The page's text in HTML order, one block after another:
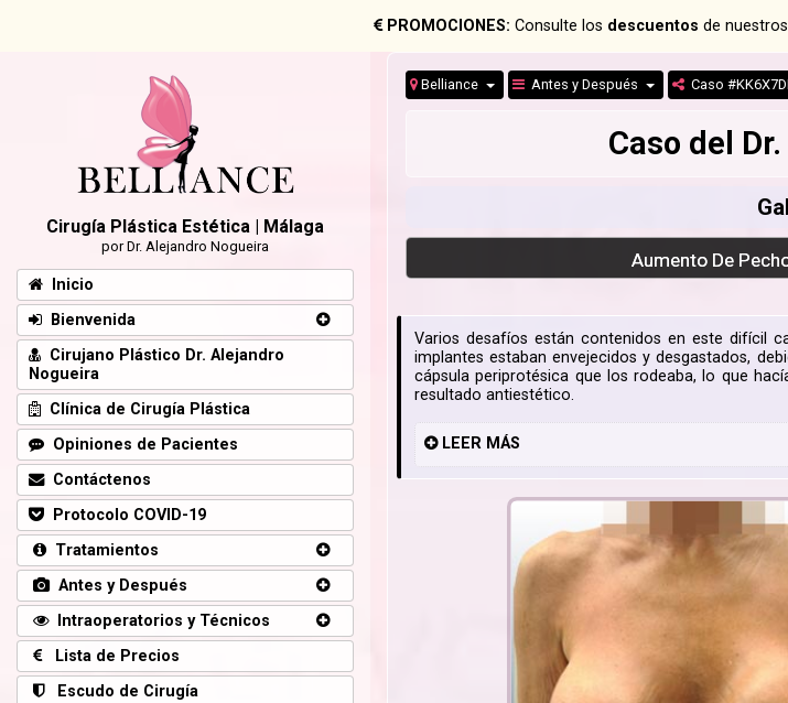
PROMOCIONES: Consulte los descuentos de nuestros
Belliance Antes y Después Caso
Caso del
Aumento De
Varios desafíos están contenidos en este difícil
implantes estaban envejecidos y desgastados,
cápsula periprotésica que los rodeaba, lo que
resultado antiestético.
LEER MÁS
Cirugía Plástica Estética | Málaga
por Dr. Alejandro Nogueira
Inicio
Bienvenida
Cirujano Plástico Dr. Alejandro
Nogueira
Clínica de Cirugía Plástica
Opiniones de Pacientes
Contáctenos
Protocolo COVID-19
Tratamientos
Antes y Después
Intraoperatorios y Técnicos
Lista de Precios
Escudo de Cirugía